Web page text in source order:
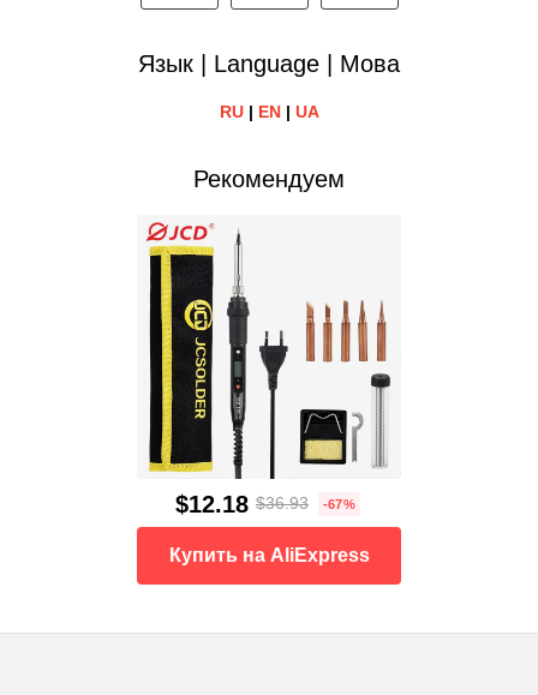
Язык | Language | Мова
RU| EN| UA
Рекомендуем
$12.18 $36.93 -67%
Купить на AliExpress